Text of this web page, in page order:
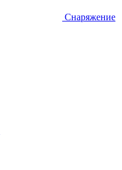
Снаряжение